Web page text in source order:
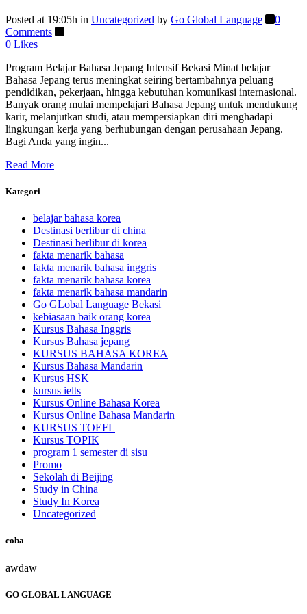
Posted at 19:05h in Uncategorized by Go Global Language
0
Comments
0 Likes
Program Belajar Bahasa Jepang Intensif Bekasi Minat belajar
Bahasa Jepang terus meningkat seiring bertambahnya peluang
pendidikan, pekerjaan, hingga kebutuhan komunikasi internasional.
Banyak orang mulai mempelajari Bahasa Jepang untuk mendukung
karir, melanjutkan studi, atau mempersiapkan diri menghadapi
lingkungan kerja yang berhubungan dengan perusahaan Jepang.
Bagi Anda yang ingin...
Read More
Kategori
belajar bahasa korea
Destinasi berlibur di china
Destinasi berlibur di korea
fakta menarik bahasa
fakta menarik bahasa inggris
fakta menarik bahasa korea
fakta menarik bahasa mandarin
Go GLobal Language Bekasi
kebiasaan baik orang korea
Kursus Bahasa Inggris
Kursus Bahasa jepang
KURSUS BAHASA KOREA
Kursus Bahasa Mandarin
Kursus HSK
kursus ielts
Kursus Online Bahasa Korea
Kursus Online Bahasa Mandarin
KURSUS TOEFL
Kursus TOPIK
program 1 semester di sisu
Promo
Sekolah di Beijing
Study in China
Study In Korea
Uncategorized
coba
awdaw
GO GLOBAL LANGUAGE